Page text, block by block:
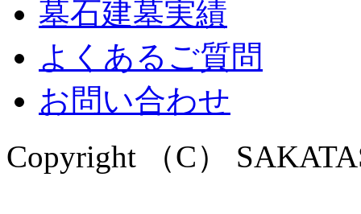
墓石建墓実績
よくあるご質問
お問い合わせ
Copyright （C）